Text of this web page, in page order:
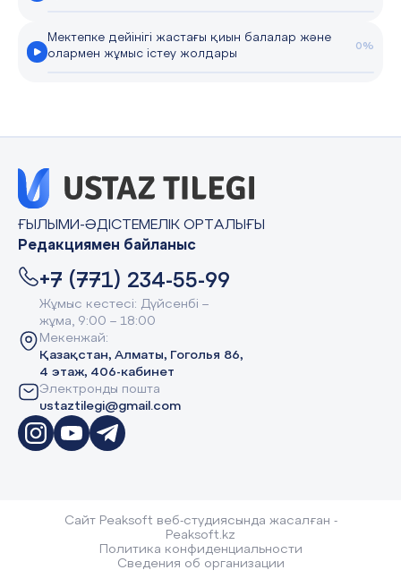
Мектепке дейінігі жастағы қиын балалар және
олармен жұмыс істеу жолдары
0%
ҒЫЛЫМИ-ӘДІСТЕМЕЛІК ОРТАЛЫҒЫ
Редакциямен байланыс
+7 (771) 234-55-99
Жұмыс кестесі: Дүйсенбі –
жұма, 9:00 – 18:00
Мекенжай:
Қазақстан, Алматы, Гоголья 86,
4 этаж, 406-кабинет
Электронды пошта
ustaztilegi@gmail.com
Сайт Peaksoft веб-студиясында жасалған -
Peaksoft.kz
Политика конфиденциальности
Сведения об организации